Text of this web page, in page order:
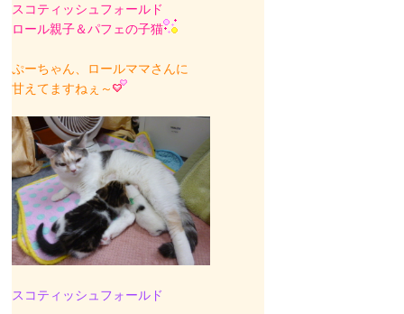
スコティッシュフォールド
ロール親子＆パフェの子猫
ぷーちゃん、ロールママさんに
甘えてますねぇ～
スコティッシュフォールド